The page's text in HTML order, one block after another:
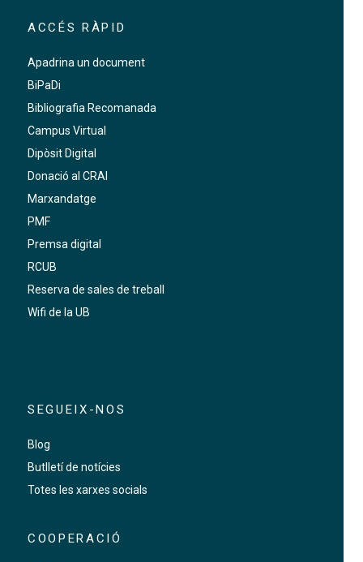
ACCÉS RÀPID
Apadrina un document
BiPaDi
Bibliografia Recomanada
Campus Virtual
Dipòsit Digital
Donació al CRAI
Marxandatge
PMF
Premsa digital
RCUB
Reserva de sales de treball
Wifi de la UB
SEGUEIX-NOS
Blog
Butlletí de notícies
Totes les xarxes socials
COOPERACIÓ